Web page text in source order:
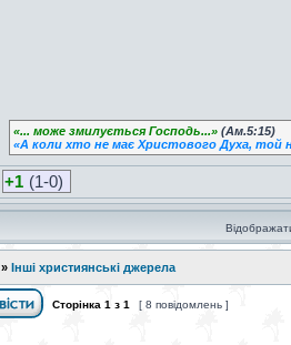
«... може змилується Господь...» (Ам.5:15)
«А коли хто не має Христового Духа, той
+1 (1-0)
» Інші християнські джерела
Сторінка 1 з 1 [ 8 повідомлень ]